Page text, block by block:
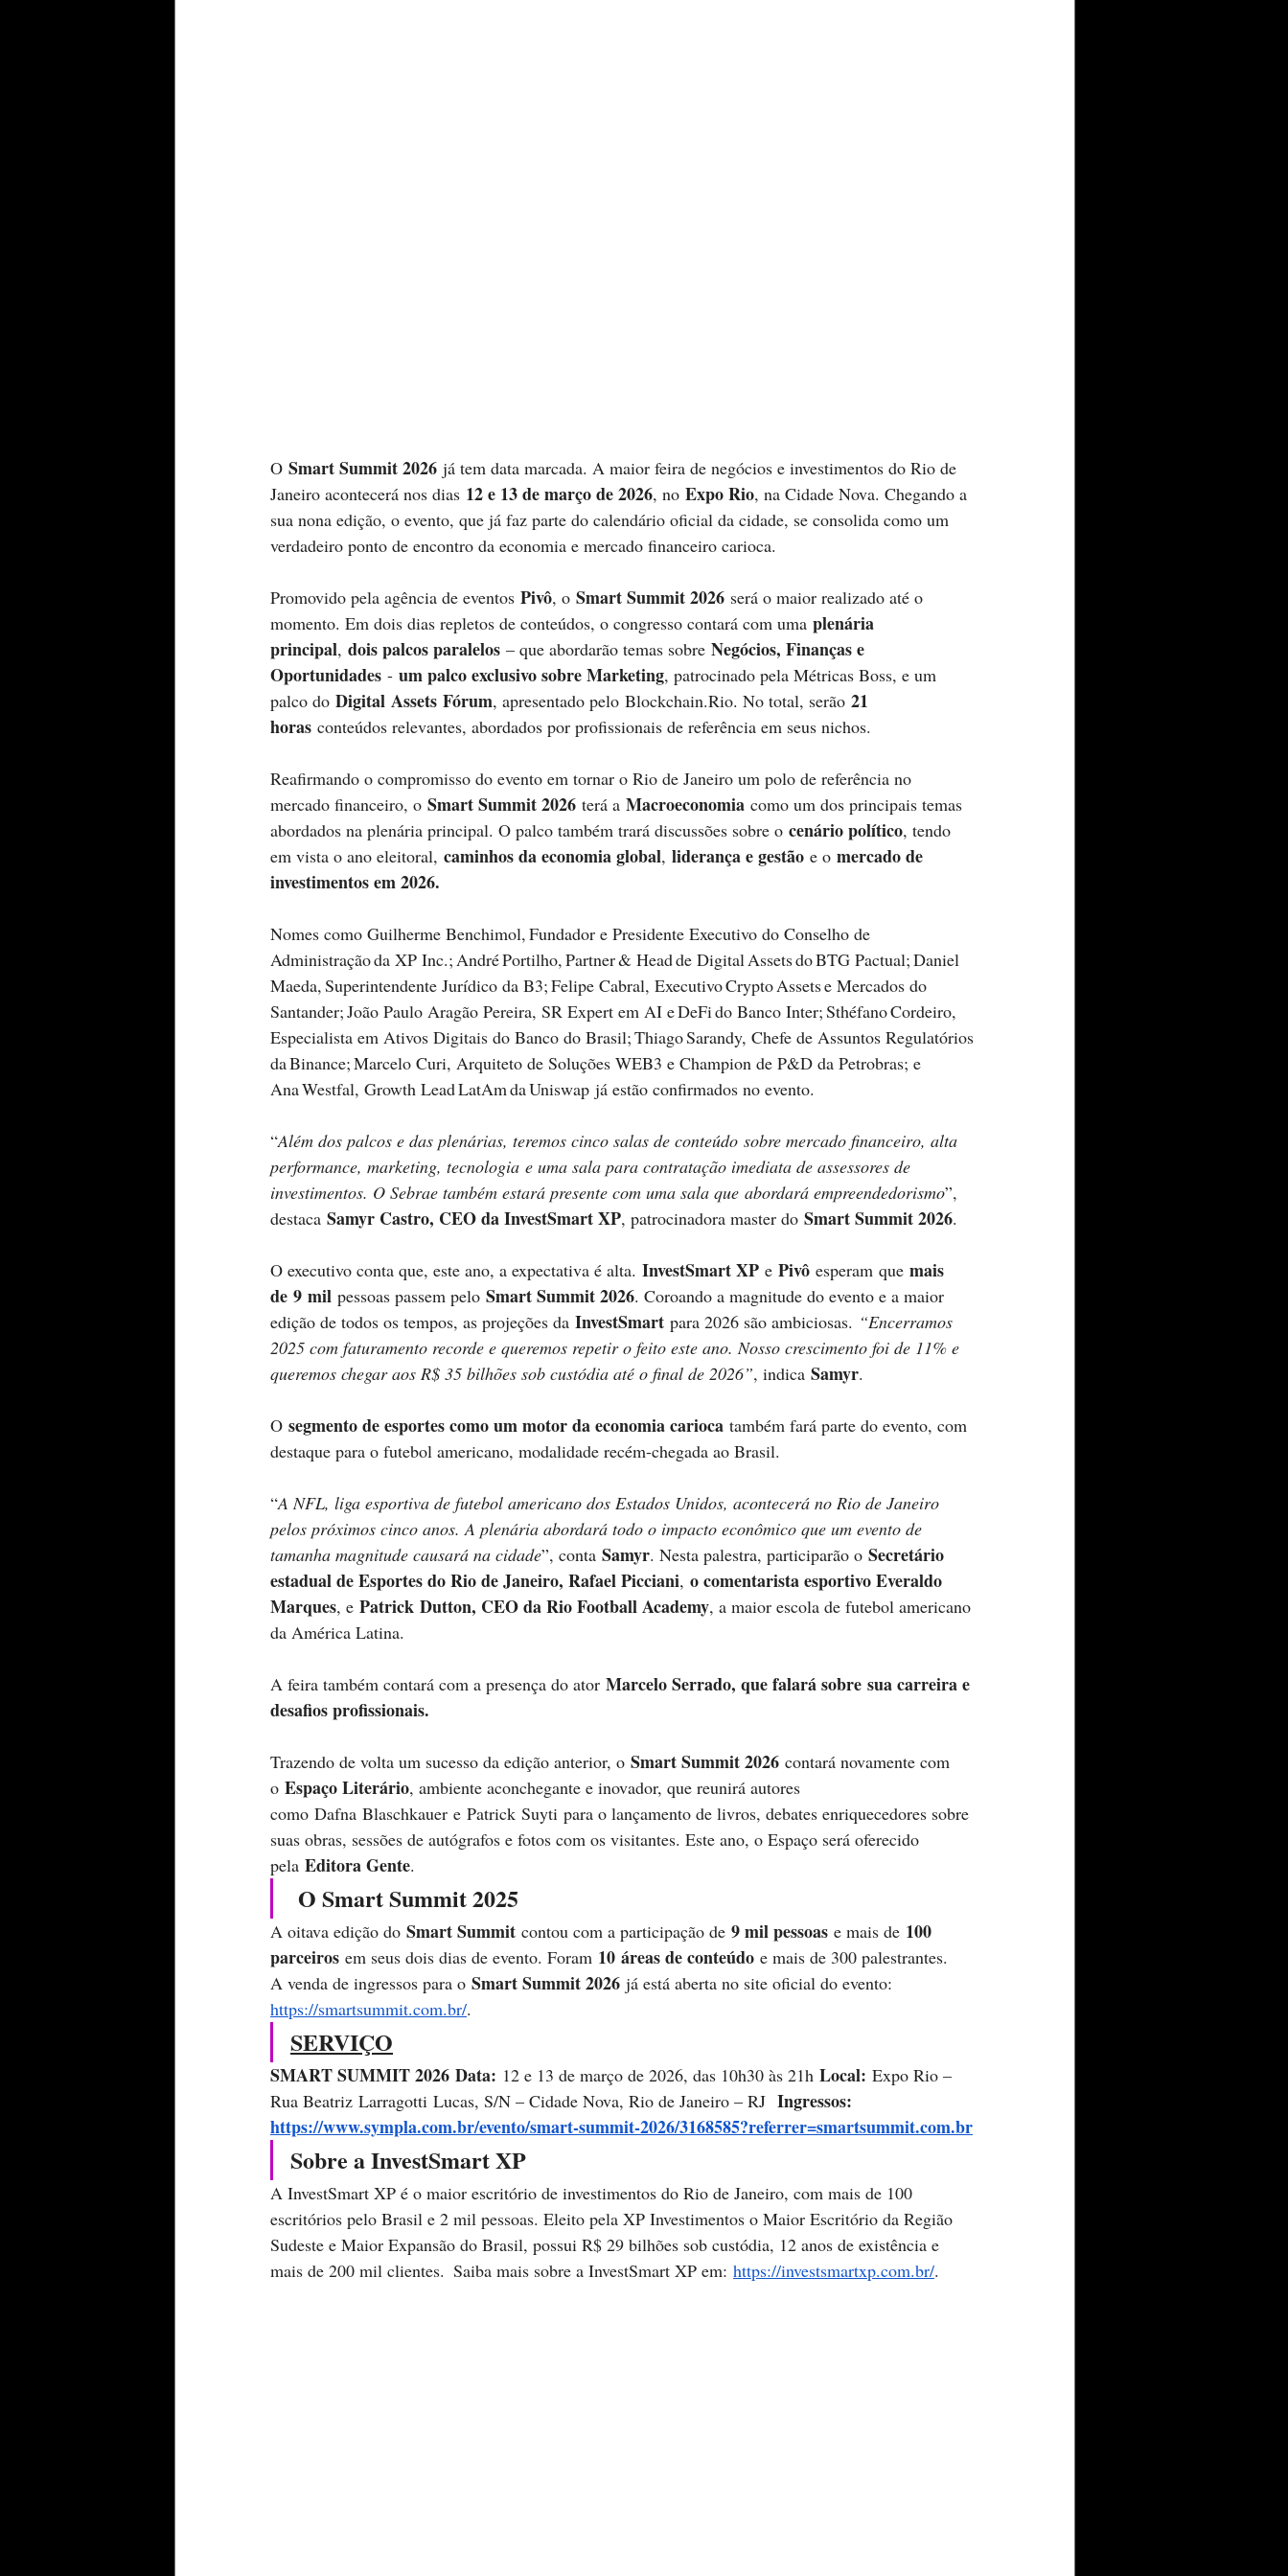
O Smart Summit 2026 já tem data marcada. A maior feira de negócios e investimentos do Rio de
Janeiro acontecerá nos dias 12 e 13 de março de 2026, no Expo Rio, na Cidade Nova. Chegando a
sua nona edição, o evento, que já faz parte do calendário oficial da cidade, se consolida como um
verdadeiro ponto de encontro da economia e mercado financeiro carioca.
Promovido pela agência de eventos Pivô, o Smart Summit 2026 será o maior realizado até o
momento. Em dois dias repletos de conteúdos, o congresso contará com uma plenária
principal, dois palcos paralelos – que abordarão temas sobre Negócios, Finanças e
Oportunidades - um palco exclusivo sobre Marketing, patrocinado pela Métricas Boss, e um
palco do Digital Assets Fórum, apresentado pelo Blockchain.Rio. No total, serão 21
horas conteúdos relevantes, abordados por profissionais de referência em seus nichos.
Reafirmando o compromisso do evento em tornar o Rio de Janeiro um polo de referência no
mercado financeiro, o Smart Summit 2026 terá a Macroeconomia como um dos principais temas
abordados na plenária principal. O palco também trará discussões sobre o cenário político, tendo
em vista o ano eleitoral, caminhos da economia global, liderança e gestão e o mercado de
investimentos em 2026.
Nomes como Guilherme Benchimol, Fundador e Presidente Executivo do Conselho de
Administração da XP Inc.; André Portilho, Partner & Head de Digital Assets do BTG Pactual; Daniel
Maeda, Superintendente Jurídico da B3; Felipe Cabral, Executivo Crypto Assets e Mercados do
Santander; João Paulo Aragão Pereira, SR Expert em AI e DeFi do Banco Inter; Sthéfano Cordeiro,
Especialista em Ativos Digitais do Banco do Brasil; Thiago Sarandy, Chefe de Assuntos Regulatórios
da Binance; Marcelo Curi, Arquiteto de Soluções WEB3 e Champion de P&D da Petrobras; e
Ana Westfal, Growth Lead LatAm da Uniswap já estão confirmados no evento.
“Além dos palcos e das plenárias, teremos cinco salas de conteúdo sobre mercado financeiro, alta
performance, marketing, tecnologia e uma sala para contratação imediata de assessores de
investimentos. O Sebrae também estará presente com uma sala que abordará empreendedorismo”,
destaca Samyr Castro, CEO da InvestSmart XP, patrocinadora master do Smart Summit 2026.
O executivo conta que, este ano, a expectativa é alta. InvestSmart XP e Pivô esperam que mais
de 9 mil pessoas passem pelo Smart Summit 2026. Coroando a magnitude do evento e a maior
edição de todos os tempos, as projeções da InvestSmart para 2026 são ambiciosas. “Encerramos
2025 com faturamento recorde e queremos repetir o feito este ano. Nosso crescimento foi de 11% e
queremos chegar aos R$ 35 bilhões sob custódia até o final de 2026”, indica Samyr.
O segmento de esportes como um motor da economia carioca também fará parte do evento, com
destaque para o futebol americano, modalidade recém-chegada ao Brasil.
“A NFL, liga esportiva de futebol americano dos Estados Unidos, acontecerá no Rio de Janeiro
pelos próximos cinco anos. A plenária abordará todo o impacto econômico que um evento de
tamanha magnitude causará na cidade”, conta Samyr. Nesta palestra, participarão o Secretário
estadual de Esportes do Rio de Janeiro, Rafael Picciani, o comentarista esportivo Everaldo
Marques, e Patrick Dutton, CEO da Rio Football Academy, a maior escola de futebol americano
da América Latina.
A feira também contará com a presença do ator Marcelo Serrado, que falará sobre sua carreira e
desafios profissionais.
Trazendo de volta um sucesso da edição anterior, o Smart Summit 2026 contará novamente com
o Espaço Literário, ambiente aconchegante e inovador, que reunirá autores
como Dafna Blaschkauer e Patrick Suyti para o lançamento de livros, debates enriquecedores sobre
suas obras, sessões de autógrafos e fotos com os visitantes. Este ano, o Espaço será oferecido
pela Editora Gente.
O Smart Summit 2025
A oitava edição do Smart Summit contou com a participação de 9 mil pessoas e mais de 100
parceiros em seus dois dias de evento. Foram 10 áreas de conteúdo e mais de 300 palestrantes.
A venda de ingressos para o Smart Summit 2026 já está aberta no site oficial do evento:
https://smartsummit.com.br/.
SERVIÇO
SMART SUMMIT 2026 Data: 12 e 13 de março de 2026, das 10h30 às 21h Local: Expo Rio –
Rua Beatriz Larragotti Lucas, S/N – Cidade Nova, Rio de Janeiro – RJ Ingressos:
https://www.sympla.com.br/evento/smart-summit-2026/3168585?referrer=smartsummit.com.br
Sobre a InvestSmart XP
A InvestSmart XP é o maior escritório de investimentos do Rio de Janeiro, com mais de 100
escritórios pelo Brasil e 2 mil pessoas. Eleito pela XP Investimentos o Maior Escritório da Região
Sudeste e Maior Expansão do Brasil, possui R$ 29 bilhões sob custódia, 12 anos de existência e
mais de 200 mil clientes.  Saiba mais sobre a InvestSmart XP em: https://investsmartxp.com.br/.